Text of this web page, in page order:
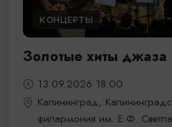
КОНЦЕРТЫ
Золотые хиты джаза
13.09.2026 18:00
Калининград,
филармония им. Е.Ф.